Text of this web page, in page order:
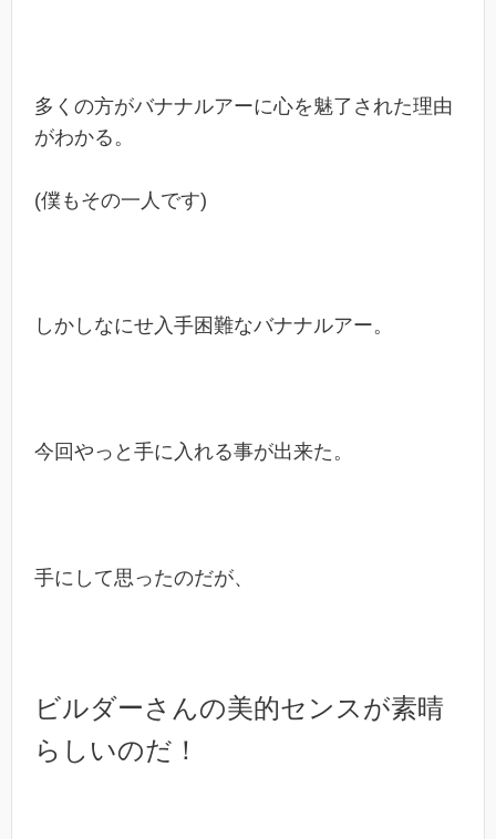
多くの方がバナナルアーに心を魅了された理由
がわかる。
(僕もその一人です)
しかしなにせ入手困難なバナナルアー。
今回やっと手に入れる事が出来た。
手にして思ったのだが、
ビルダーさんの美的センスが素晴
らしいのだ！